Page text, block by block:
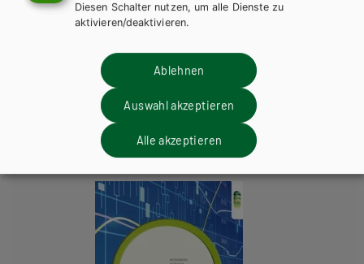
Kompetenz:Mathematik für
Höhere Lehranstalten für
Humanberufe
Diesen Schalter nutzen, um alle Dienste zu
aktivieren/deaktivieren.
Ablehnen
Auswahl akzeptieren
Alle akzeptieren